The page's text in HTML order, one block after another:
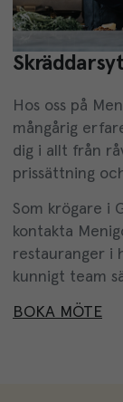
Hos oss på
mångårig
dig i allt från
prissättning
Som krögare i
kontakta
restauranger i
kunnigt team
BOKA MÖTE